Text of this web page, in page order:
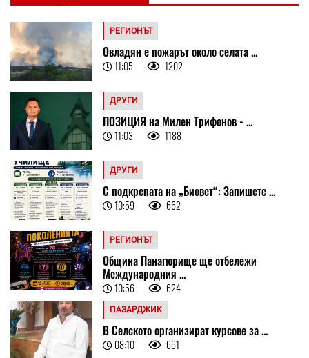
РЕГИОНЪТ
Овладян е пожарът около селата ...
11:05 1202
ДРУГИ
ПОЗИЦИЯ на Милен Трифонов - ...
11:03 1188
ДРУГИ
С подкрепата на „Биовет“: Запишете ...
10:59 662
РЕГИОНЪТ
Община Панагюрище ще отбележи
Международния ...
10:56 624
ПАЗАРДЖИК
В Селското организират курсове за ...
08:10 661